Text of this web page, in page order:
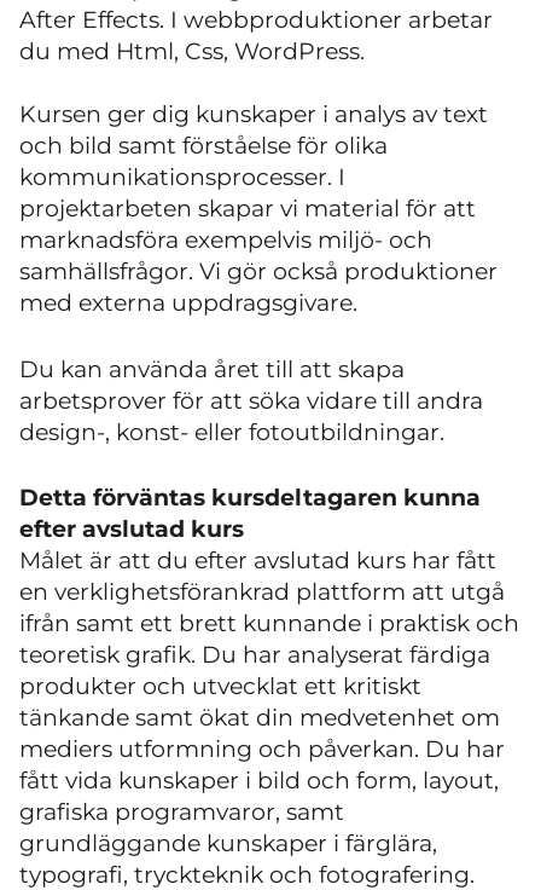
After Effects. I webbproduktioner arbetar
du med Html, Css, WordPress.
Kursen ger dig kunskaper i analys av text
och bild samt förståelse för olika
kommunikationsprocesser. I
projektarbeten skapar vi material för att
marknadsföra exempelvis miljö- och
samhällsfrågor. Vi gör också produktioner
med externa uppdragsgivare.
Du kan använda året till att skapa
arbetsprover för att söka vidare till andra
design-, konst- eller fotoutbildningar.
Detta förväntas kursdeltagaren kunna
efter avslutad kurs
Målet är att du efter avslutad kurs har fått
en verklighetsförankrad plattform att utgå
ifrån samt ett brett kunnande i praktisk och
teoretisk grafik. Du har analyserat färdiga
produkter och utvecklat ett kritiskt
tänkande samt ökat din medvetenhet om
mediers utformning och påverkan. Du har
fått vida kunskaper i bild och form, layout,
grafiska programvaror, samt
grundläggande kunskaper i färglära,
typografi, tryckteknik och fotografering.